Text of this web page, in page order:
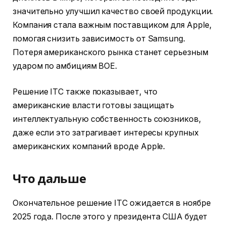
значительно улучшил качество своей продукции.
Компания стала важным поставщиком для Apple,
помогая снизить зависимость от Samsung.
Потеря американского рынка станет серьезным
ударом по амбициям BOE.
Решение ITC также показывает, что
американские власти готовы защищать
интеллектуальную собственность союзников,
даже если это затрагивает интересы крупных
американских компаний вроде Apple.
Что дальше
Окончательное решение ITC ожидается в ноябре
2025 года. После этого у президента США будет